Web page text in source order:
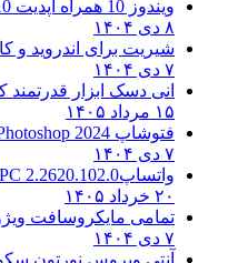
ویندوز 10 همراه آپدیت 10 22H2
10
شیریت برای اندروید و کامپیوتر
انی دسک ابزار قدرتمند کنترل
فتوشاپ CC 2025Photoshop 2024
واتساپ PC 2.2620.102.0
تمامی مایکروسافت ویژوال C
آنتی ویروس نورتون سکوریتی